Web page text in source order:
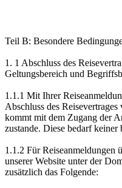
Teil B: Besondere
1. 1 Abschluss des
Geltungsbereich und
1.1.1 Mit Ihrer
Abschluss des
kommt mit dem Zugang der
zustande. Diese bedarf keiner
1.1.2 Für Reiseanmeldungen
unserer Website unter der
zusätzlich das Folgende: